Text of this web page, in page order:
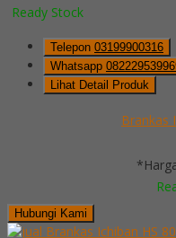
Ready Stock
Telepon 03199900316
Whatsapp
Lihat Detail Produk
Brankas
Hubungi Kami